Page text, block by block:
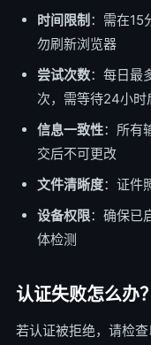
时间限制 ：需在15
勿刷新浏览器
尝试次数：每日最
次，需等待24小时
信息一致性：所有
交后不可更改
文件清晰度：证件
设备权限：确保已
体检测
认证失败怎么办？
若认证被拒绝，请检查